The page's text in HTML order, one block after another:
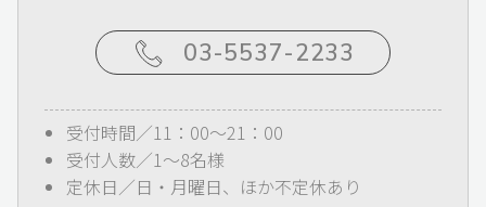
03-5537-2233
受付時間／11：00～21：00
受付人数／1～8名様
定休日／日・月曜日、ほか不定休あり